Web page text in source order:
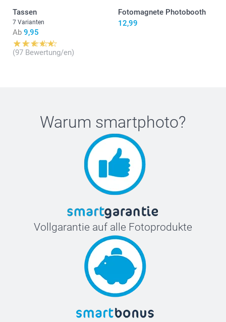
Tassen
7 Varianten
Ab 9,95
(97 Bewertung/en)
Fotomagnete Photobooth
12,99
Warum smartphoto?
Vollgarantie auf alle Fotoprodukte